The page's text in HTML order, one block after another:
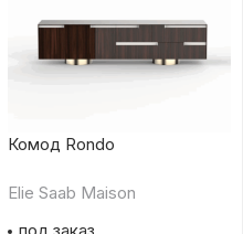
Комод Rondo
Elie Saab Maison